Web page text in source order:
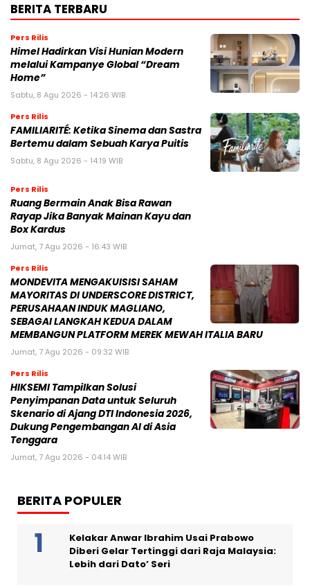
BERITA TERBARU
Pers Rilis
Himel Hadirkan Visi Hunian Modern
melalui Kampanye Global “Dream
Home”
Sabtu, 8 Agu 2026 - 14:26 WIB
Pers Rilis
FAMILIARITÉ: Ketika Sinema dan Sastra
Bertemu dalam Sebuah Karya Puitis
Sabtu, 8 Agu 2026 - 14:19 WIB
Pers Rilis
Ruang Bermain Anak Bisa Rawan
Rayap Jika Banyak Mainan Kayu dan
Box Kardus
Jumat, 7 Agu 2026 - 16:43 WIB
Pers Rilis
MONDEVITA MENGAKUISISI SAHAM
MAYORITAS DI UNDERSCORE DISTRICT,
PERUSAHAAN INDUK MAGLIANO,
SEBAGAI LANGKAH KEDUA DALAM
MEMBANGUN PLATFORM MEREK MEWAH ITALIA BARU
Jumat, 7 Agu 2026 - 09:32 WIB
Pers Rilis
HIKSEMI Tampilkan Solusi
Penyimpanan Data untuk Seluruh
Skenario di Ajang DTI Indonesia 2026,
Dukung Pengembangan AI di Asia
Tenggara
Jumat, 7 Agu 2026 - 04:14 WIB
BERITA POPULER
Kelakar Anwar Ibrahim Usai Prabowo
Diberi Gelar Tertinggi dari Raja Malaysia:
Lebih dari Dato’ Seri